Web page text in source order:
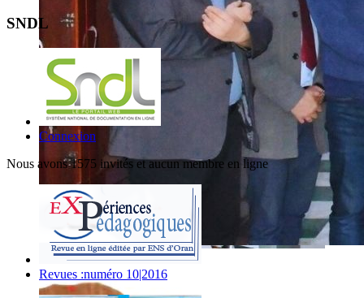
SNDL
Connexion
Nous avons 1575 invités et aucun membre en ligne
Revues :numéro 10|2016